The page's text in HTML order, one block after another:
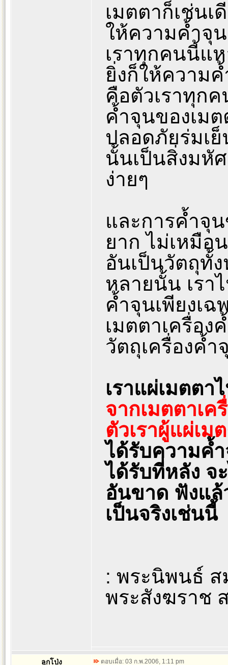
เมตตาก็เช่นเ
ให้ความค้ำจุ
เราทุกคนนี้แห
ยิ่งก็ให้ความ
คือตัวเราทุก
ค้ำจุนของเม
ปลอดภัยร่มเ
นั้นเป็นสิ่งมหัศ
ง่ายๆ
และการค้ำจุน
ยาก ไม่เหมือ
อันเป็นวัตถุทั้
หลายนั้น เรา
ค้ำจุนเพียงเ
เมตตาเครื่อ
วัตถุเครื่องค้ำ
เราแผ่เมตต
จากเมตตาเ
ตัวเราผู้แผ่เม
ได้รับความค้
ได้รับที่หลัง จ
อันขาด ฟังแล้
เป็นจริงเช่นนี้
: พระนิพนธ์ ส
พระสังฆราช
ลูกโป่ง ตอบเมื่อ: 03 ก.พ.2006, 1:11 pm